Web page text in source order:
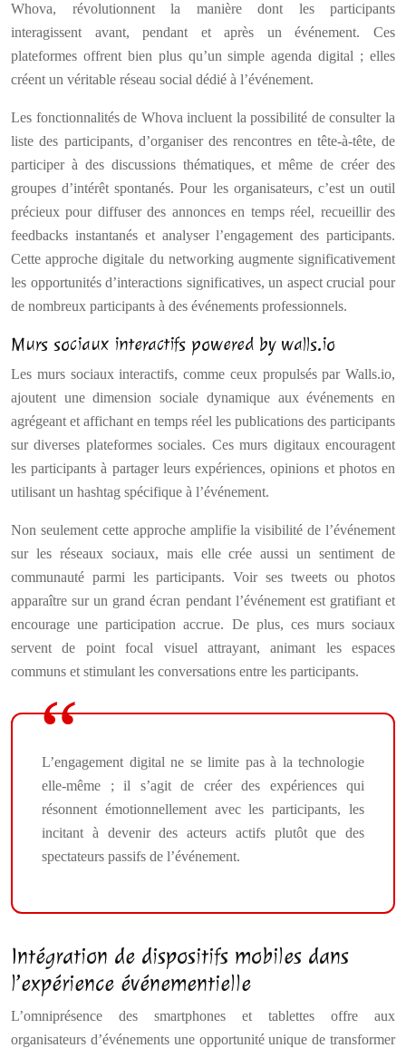
Whova, révolutionnent la manière dont les participants
interagissent avant, pendant et après un événement. Ces
plateformes offrent bien plus qu’un simple agenda digital ; elles
créent un véritable réseau social dédié à l’événement.
Les fonctionnalités de Whova incluent la possibilité de consulter la
liste des participants, d’organiser des rencontres en tête-à-tête, de
participer à des discussions thématiques, et même de créer des
groupes d’intérêt spontanés. Pour les organisateurs, c’est un outil
précieux pour diffuser des annonces en temps réel, recueillir des
feedbacks instantanés et analyser l’engagement des participants.
Cette approche digitale du networking augmente significativement
les opportunités d’interactions significatives, un aspect crucial pour
de nombreux participants à des événements professionnels.
Murs sociaux interactifs powered by walls.io
Les murs sociaux interactifs, comme ceux propulsés par Walls.io,
ajoutent une dimension sociale dynamique aux événements en
agrégeant et affichant en temps réel les publications des participants
sur diverses plateformes sociales. Ces murs digitaux encouragent
les participants à partager leurs expériences, opinions et photos en
utilisant un hashtag spécifique à l’événement.
Non seulement cette approche amplifie la visibilité de l’événement
sur les réseaux sociaux, mais elle crée aussi un sentiment de
communauté parmi les participants. Voir ses tweets ou photos
apparaître sur un grand écran pendant l’événement est gratifiant et
encourage une participation accrue. De plus, ces murs sociaux
servent de point focal visuel attrayant, animant les espaces
communs et stimulant les conversations entre les participants.
L’engagement digital ne se limite pas à la technologie
elle-même ; il s’agit de créer des expériences qui
résonnent émotionnellement avec les participants, les
incitant à devenir des acteurs actifs plutôt que des
spectateurs passifs de l’événement.
Intégration de dispositifs mobiles dans
l’expérience événementielle
L’omniprésence des smartphones et tablettes offre aux
organisateurs d’événements une opportunité unique de transformer